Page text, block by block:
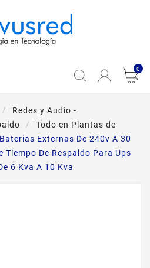
0
Redes y Audio -
Todo en Plantas de
Externas De 240v A 30
Tiempo De Respaldo Para Ups
6 Kva A 10 Kva